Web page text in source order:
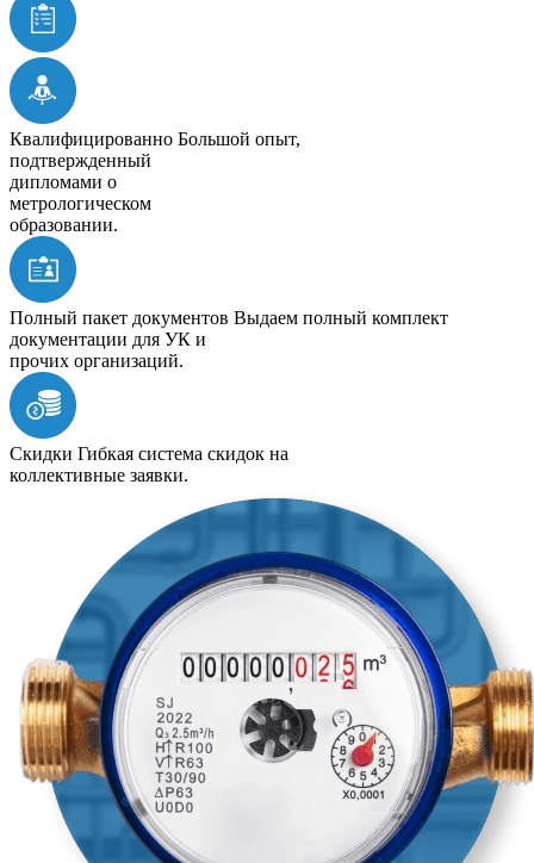
Квалифицированно Большой опыт,
подтвержденный
дипломами о
метрологическом
образовании.
Полный пакет документов Выдаем полный комплект
документации для УК и
прочих организаций.
Скидки Гибкая система скидок на
коллективные заявки.